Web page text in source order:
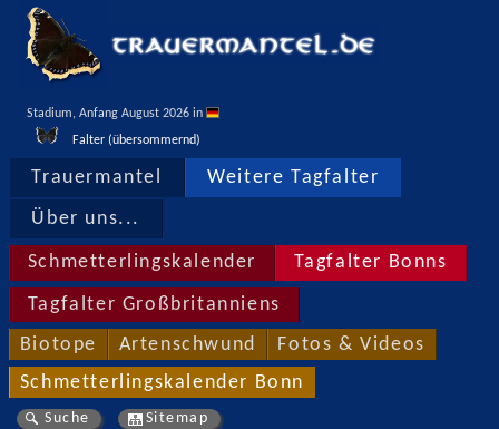
Stadium, Anfang August 2026 in
Falter (übersommernd)
Trauermantel Weitere Tagfalter
Über uns...
Schmetterlingskalender Tagfalter Bonns
Tagfalter Großbritanniens
Biotope Artenschwund Fotos & Videos
Schmetterlingskalender Bonn
Suche Sitemap